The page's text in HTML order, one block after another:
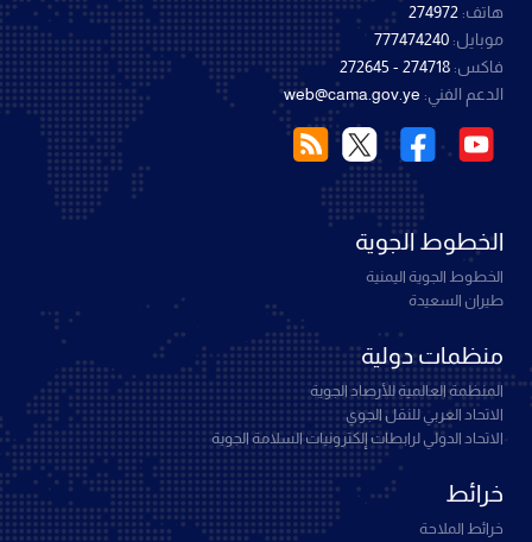
هاتف: 274972
موبايل: 777474240
فاكس: 274718 - 272645
الدعم الفني: web@cama.gov.ye
الخطوط الجوية
الخطوط الجوية اليمنية
طيران السعيدة
منظمات دولية
المنظمة العالمية للأرصاد الجوية
الاتحاد العربي للنقل الجوي
الاتحاد الدولي لرابطات إلكترونيات السلامة الجوية
خرائط
خرائط الملاحة